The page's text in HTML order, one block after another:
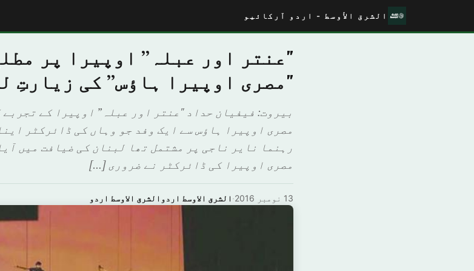
الشرق الأوسط - اردو آرکائیو
"عنتر اور عبلہ” اوپیرا پر
"مصری اوپیرا ہاؤس” کی زیارتِ
بیروت: فیفیان حداد "عنتر اور عبلہ” اوپیرا کے
مصری اوپیرا ہاؤس سے ایک وفد جو وہاں کی ڈائرکٹر
رہنما نایر ناجی پر مشتمل تھا لبنان کی ضیافت میں
مصری اوپیرا کی ڈائرکٹر نے ضروری […]
الشرق الاوسط اردوالشرق الاوسط اردو · 13 نومبر 2016